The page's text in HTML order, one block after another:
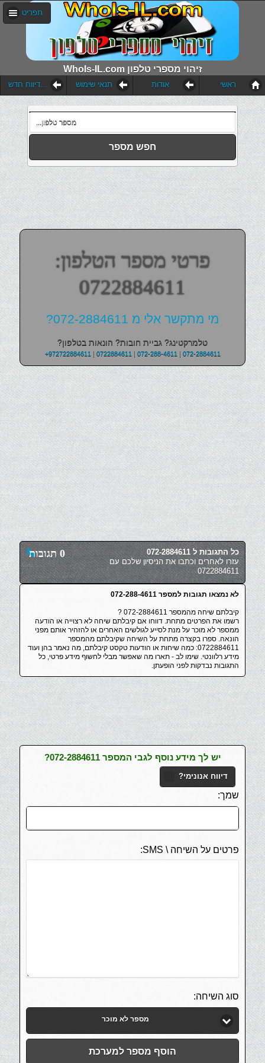
WhoIs-IL.com זיהוי מספרי טלפון
תפריט
הוסף דיווח חדש תנאי שימוש אודות ראשי
חפש מספר
פרטי מספר הטלפון:
0722884611
מי מתקשר אלי מ 072-2884611?
טלמרקטינג? גביית חובות? הונאות בטלפון?
+972722884611| 0722884611| 072-288-4611| 072-2884611
0 תגובות
כל התגובות ל 072-2884611
עזרו לאחרים וכתבו את הניסיון שלכם עם
0722884611
לא נמצאו תגובות למספר 072-288-4611
קיבלתם שיחה מהמספר 072-2884611 ?
רשמו את הפרטים מתחת. דווחו אם קיבלתם שיחה לא רצוייה או הודעה
ממספר לא מוכר על מנת לסייע לגולשים האחרים או להזהיר אותם מפני
הונאה. ספרו בקצרה מתחת על השיחה שקיבלתם מהמספר
0722884611: כמה שיחות או הודעות טקסט קיבלתם, מה נאמר בהן ועוד
מידע רלוונטי. שימו לב - תארו מה שאפשר מבלי לחשוף מידע פרטי, כל
התגובות נבדקות לפני הופעתן.
יש לך מידע נוסף לגבי המספר 072-2884611?
דיווח אנונימי?
שמך:
פרטים על השיחה \ SMS:
סוג השיחה:
מספר לא מוכר
הוסף מספר למערכת